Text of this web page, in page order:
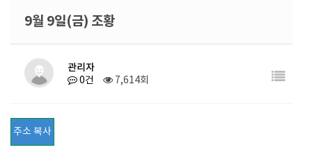
9월 9일(금) 조황
관리자
0건 7,614회
주소 복사